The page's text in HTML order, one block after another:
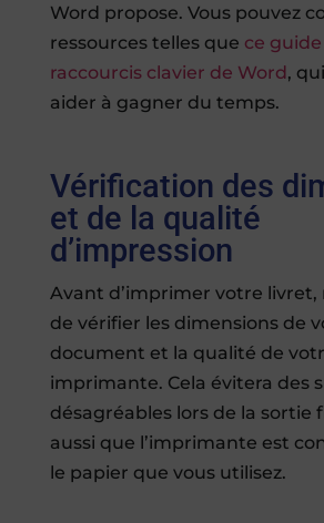
Word propose. Vous pouvez
ressources telles que ce
raccourcis clavier de Word,
aider à gagner du temps.
Vérification des
et de la qualité
d’impression
Avant d’imprimer votre livret,
de vérifier les dimensions de
document et la qualité de
imprimante. Cela évitera des
désagréables lors de la sortie
aussi que l’imprimante est
le papier que vous utilisez.